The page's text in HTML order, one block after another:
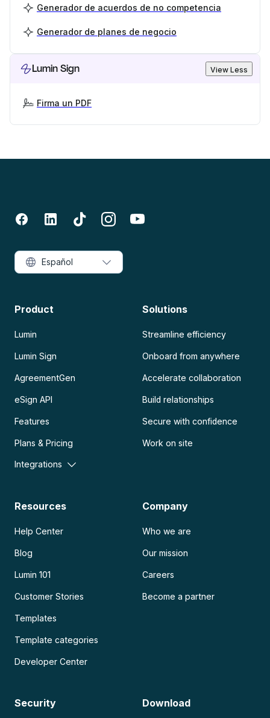
Generador de acuerdos de no competencia
Generador de planes de negocio
Lumin Sign View Less
Firma un PDF
Product
Lumin
Lumin Sign
AgreementGen
eSign API
Features
Plans & Pricing
Integrations
Solutions
Streamline efficiency
Onboard from anywhere
Accelerate collaboration
Build relationships
Secure with confidence
Work on site
Resources
Help Center
Blog
Lumin 101
Customer Stories
Templates
Template categories
Developer Center
Company
Who we are
Our mission
Careers
Become a partner
Security Download
Español